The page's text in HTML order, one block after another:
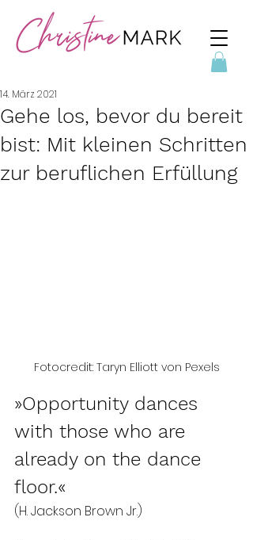
Gehe los, bevor du bereit
bist: Mit kleinen Schritten
zur beruflichen Erfüllung
14. März 2021
Fotocredit: Taryn Elliott von Pexels
»Opportunity dances
with those who are
already on the dance
floor.«
(H. Jackson Brown Jr.)